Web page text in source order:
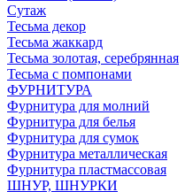
Сутаж
Тесьма декор
Тесьма жаккард
Тесьма золотая, серебрянная
Тесьма с помпонами
ФУРНИТУРА
Фурнитура для молний
Фурнитура для белья
Фурнитура для сумок
Фурнитура металлическая
Фурнитура пластмассовая
ШНУР, ШНУРКИ